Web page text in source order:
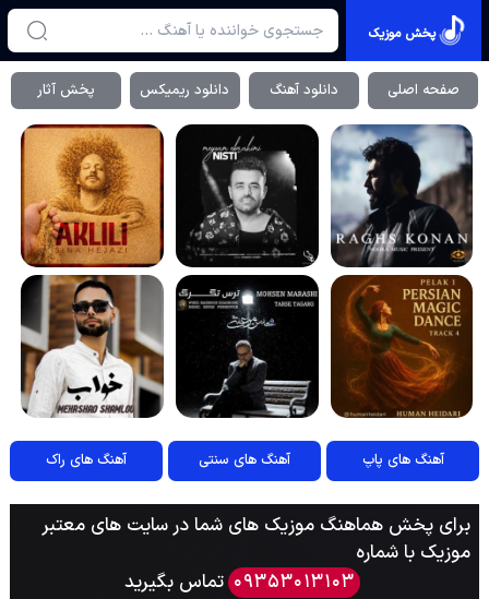
پخش موزیک
صفحه اصلی دانلود آهنگ دانلود ریمیکس پخش آثار
آهنگ های پاپ آهنگ های سنتی آهنگ های راک
برای پخش هماهنگ موزیک های شما در سایت های معتبر
موزیک با شماره
09353013103 تماس بگیرید